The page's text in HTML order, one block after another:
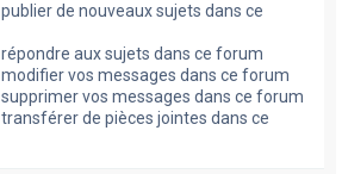
publier de nouveaux sujets dans ce
répondre aux sujets dans ce forum
modifier vos messages dans ce forum
supprimer vos messages dans ce forum
transférer de pièces jointes dans ce